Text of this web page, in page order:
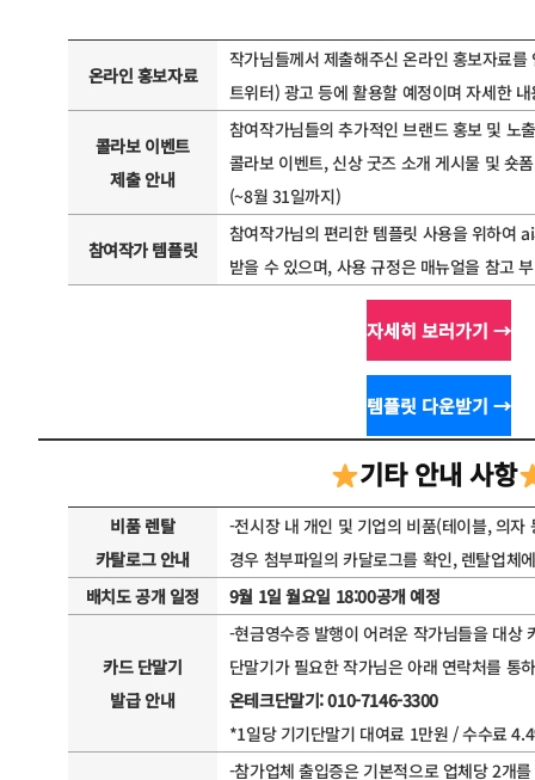
온라인 홍보자료
작가님들께서 제출해주신 온라인 홍보자료
트위터) 광고 등에 활용할 예정이며 자세한
콜라보 이벤트
제출 안내
참여작가님들의 추가적인 브랜드 홍보 및 노
콜라보 이벤트, 신상 굿즈 소개 게시물 및 숏
(~8월 31일까지)
참여작가 템플릿
참여작가님의 편리한 템플릿 사용을 위하여
받을 수 있으며, 사용 규정은 매뉴얼을 참고
자세히 보러가기 →
템플릿 다운받기 →
기타 안내 사항
비품 렌탈
카탈로그 안내
-전시장 내 개인 및 기업의 비품(테이블, 의
경우 첨부파일의 카달로그를 확인, 렌탈업체
배치도 공개 일정
9월 1일 월요일 18:00공개 예정
카드 단말기
발급 안내
-현금영수증 발행이 어려운 작가님들을 대상
단말기가 필요한 작가님은 아래 연락처를 통
온테크단말기: 010-7146-3300
*1일당 기기단말기 대여료 1만원 / 수수료
-참가업체 출입증은 기본적으로 업체당 2개